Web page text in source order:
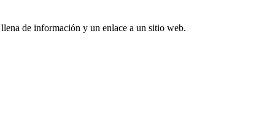
de información y un enlace a un sitio web.